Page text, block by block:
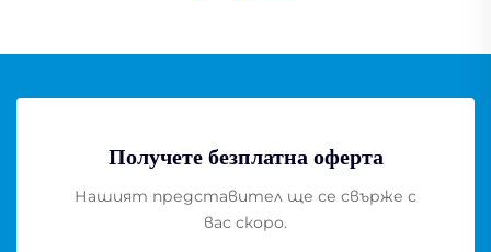
Получете безплатна оферта
Нашият представител ще се свърже с
вас скоро.